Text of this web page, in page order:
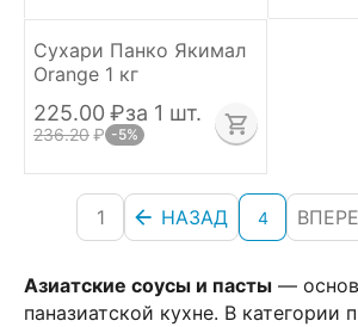
Азиатские соусы и пасты —
паназиатской кухне. В категории
Сухари Панко Якимал
Orange 1 кг
225.00 ₽за 1 шт.
236.20₽ -5%
1 НАЗАД 4